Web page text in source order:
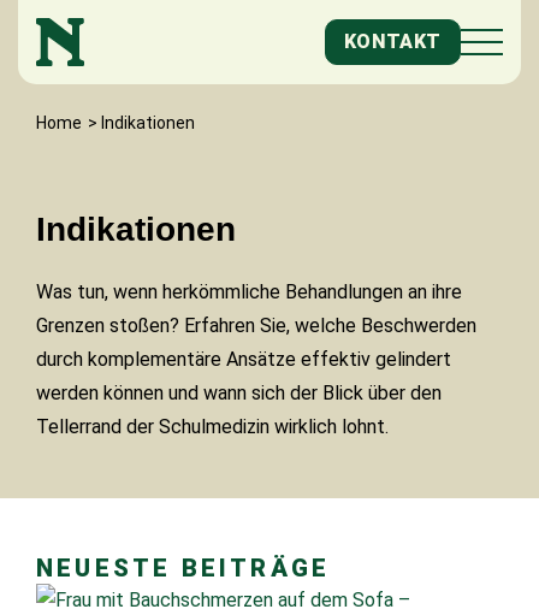
KONTAKT
Home > Indikationen
Indikationen
Was tun, wenn herkömmliche Behandlungen an ihre
Grenzen stoßen? Erfahren Sie, welche Beschwerden
durch komplementäre Ansätze effektiv gelindert
werden können und wann sich der Blick über den
Tellerrand der Schulmedizin wirklich lohnt.
NEUESTE BEITRÄGE